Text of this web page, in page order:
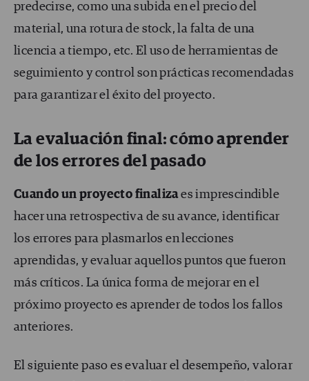
predecirse, como una subida en el precio del
material, una rotura de stock, la falta de una
licencia a tiempo, etc. El uso de herramientas de
seguimiento y control son prácticas recomendadas
para garantizar el éxito del proyecto.
La evaluación final: cómo aprender
de los errores del pasado
Cuando un proyecto finalizaes imprescindible
hacer una retrospectiva de su avance, identificar
los errores para plasmarlos en lecciones
aprendidas, y evaluar aquellos puntos que fueron
más críticos. La única forma de mejorar en el
próximo proyecto es aprender de todos los fallos
anteriores.
El siguiente paso es evaluar el desempeño, valorar